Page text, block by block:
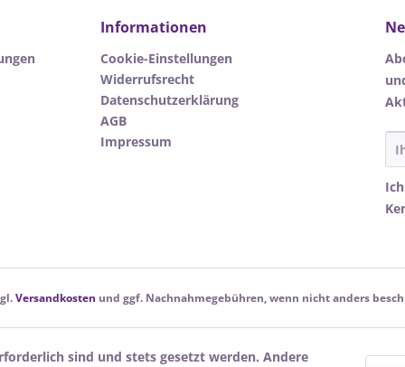
Informationen
Cookie-Einstellungen
Widerrufsrecht
Datenschutzerklärung
AGB
Impressum
Versandkosten und ggf. Nachnahmegebühren, wenn nicht anders
sind und stets gesetzt werden. Andere